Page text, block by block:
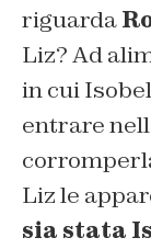
riguarda
Liz? Ad
in cui
entrare
Liz le
sia stata